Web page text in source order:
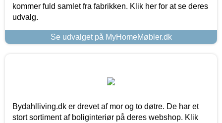
kommer fuld samlet fra fabrikken. Klik her for at se deres
udvalg.
Se udvalget på MyHomeMøbler.dk
Bydahlliving.dk er drevet af mor og to døtre. De har et
stort sortiment af boliginteriør på deres webshop. Klik